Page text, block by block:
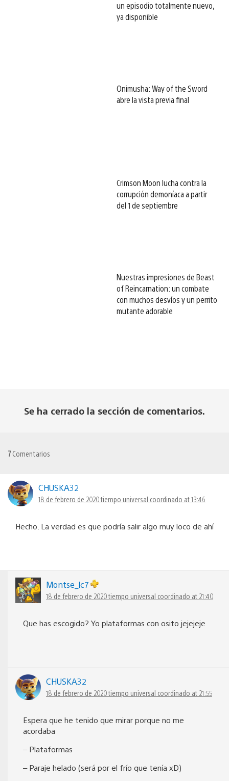
un episodio totalmente nuevo,
ya disponible
Onimusha: Way of the Sword
abre la vista previa final
Crimson Moon lucha contra la
corrupción demoníaca a partir
del 1 de septiembre
Nuestras impresiones de Beast
of Reincarnation: un combate
con muchos desvíos y un perrito
mutante adorable
Se ha cerrado la sección de comentarios.
7Comentarios
CHUSKA32
18 de febrero de 2020 tiempo universal coordinado at 13:46
Hecho. La verdad es que podría salir algo muy loco de ahí
Montse_lc7
18 de febrero de 2020 tiempo universal coordinado at 21:40
Que has escogido? Yo plataformas con osito jejejeje
CHUSKA32
18 de febrero de 2020 tiempo universal coordinado at 21:55
Espera que he tenido que mirar porque no me
acordaba
– Plataformas
– Paraje helado (será por el frío que tenía xD)